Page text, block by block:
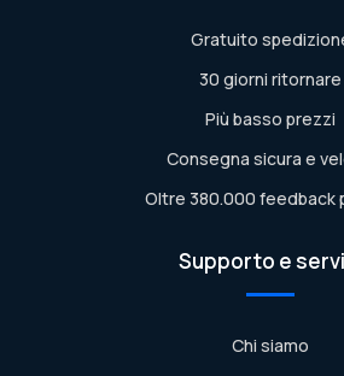
Gratuito
30 giorni ritornare
Più basso prezzi
Consegna sicura e
Oltre 380.000 feedback
Supporto e
Chi siamo